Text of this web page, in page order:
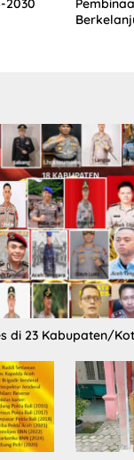
2030
di 23 Kabupaten/